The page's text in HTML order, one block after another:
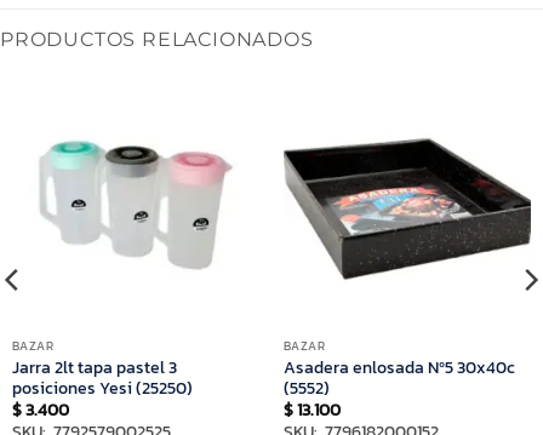
PRODUCTOS RELACIONADOS
BAZAR
Jarra 2lt tapa pastel 3
posiciones Yesi (25250)
$3.400
BAZAR
Asadera enlosada Nº5 30x40c
(5552)
$13.100